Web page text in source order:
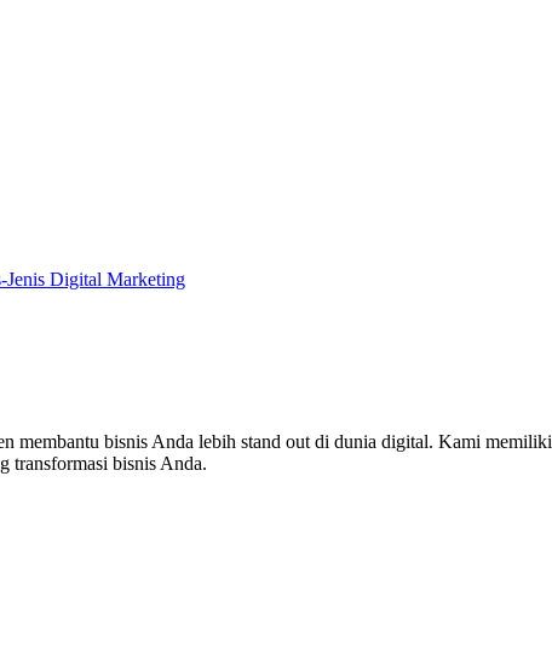
Jenis Digital Marketing
membantu bisnis Anda lebih stand out di dunia digital. Kami
transformasi bisnis Anda.